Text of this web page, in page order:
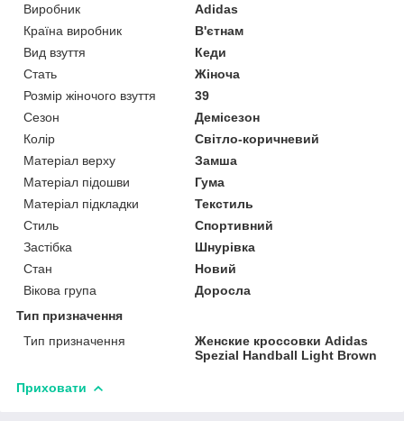
Виробник
Adidas
Країна виробник
В'єтнам
Вид взуття
Кеди
Стать
Жіноча
Розмір жіночого взуття
39
Сезон
Демісезон
Колір
Світло-коричневий
Матеріал верху
Замша
Матеріал підошви
Гума
Матеріал підкладки
Текстиль
Стиль
Спортивний
Застібка
Шнурівка
Стан
Новий
Вікова група
Доросла
Тип призначення
Тип призначення
Женские кроссовки Adidas
Spezial Handball Light Brown
Приховати